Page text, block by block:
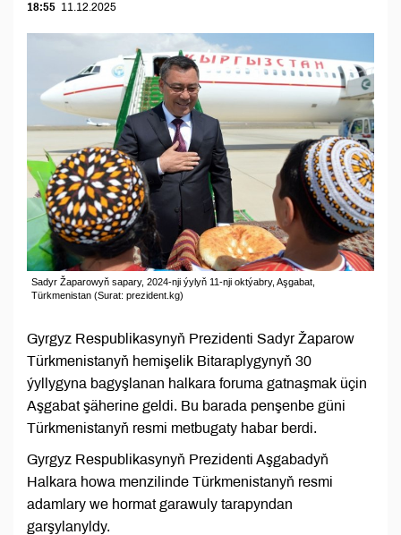
18:55 11.12.2025
Sadyr Žaparowyň sapary, 2024-nji ýylyň 11-nji oktýabry, Aşgabat,
Türkmenistan (Surat: prezident.kg)
Gyrgyz Respublikasynyň Prezidenti Sadyr Žaparow
Türkmenistanyň hemişelik Bitaraplygynyň 30
ýyllygyna bagyşlanan halkara foruma gatnaşmak üçin
Aşgabat şäherine geldi. Bu barada penşenbe güni
Türkmenistanyň resmi metbugaty habar berdi.
Gyrgyz Respublikasynyň Prezidenti Aşgabadyň
Halkara howa menzilinde Türkmenistanyň resmi
adamlary we hormat garawuly tarapyndan
garşylanyldy.